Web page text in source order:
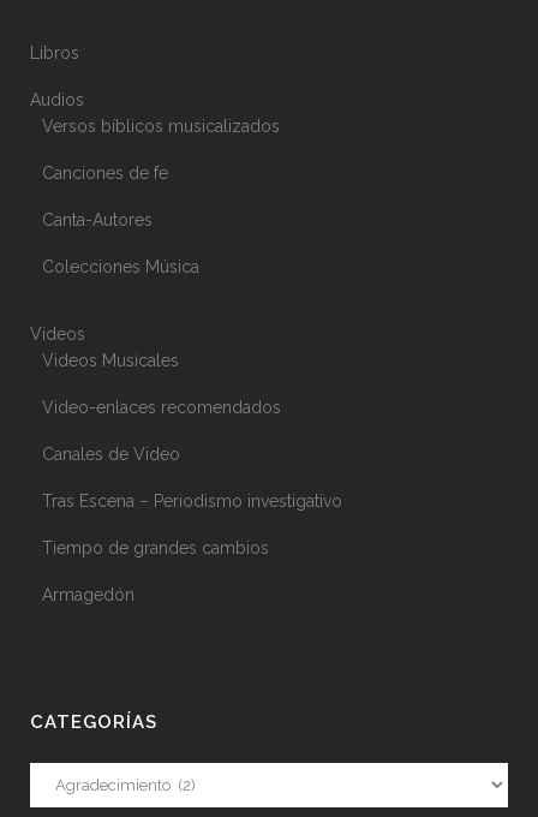
Libros
Audios
Versos bíblicos musicalizados
Canciones de fe
Canta-Autores
Colecciones Música
Videos
Videos Musicales
Video-enlaces recomendados
Canales de Video
Tras Escena – Periodismo investigativo
Tiempo de grandes cambios
Armagedón
CATEGORÍAS
Categorías